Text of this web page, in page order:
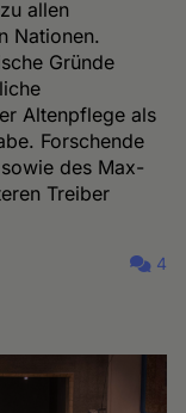
allen
Nationen.
Gründe
Altenpflege als
Forschende
des Max-
Treiber
4